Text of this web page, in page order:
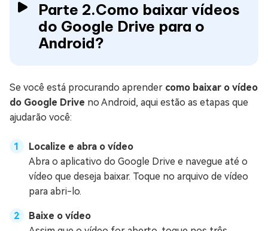
Parte 2.Como baixar vídeos
do Google Drive para o
Android?
Se você está procurando aprender como baixar o vídeo
do Google Drive no Android, aqui estão as etapas que
ajudarão você:
Localize e abra o vídeo
Abra o aplicativo do Google Drive e navegue até o
vídeo que deseja baixar. Toque no arquivo de vídeo
para abri-lo.
Baixe o vídeo